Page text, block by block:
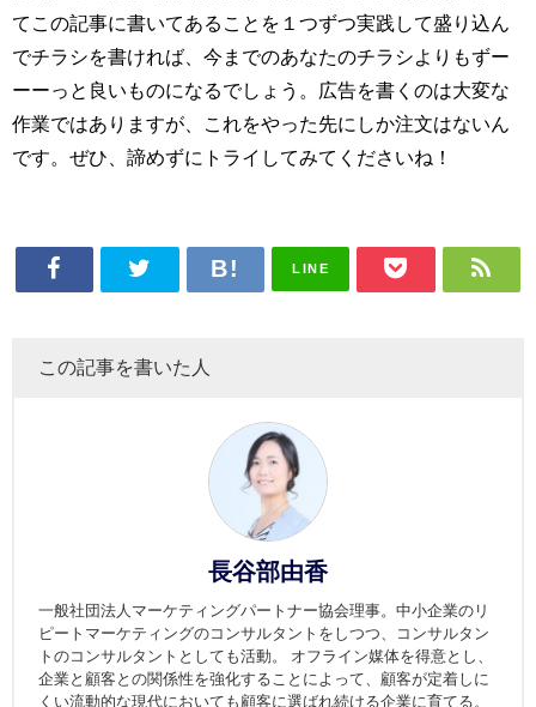
てこの記事に書いてあることを１つずつ実践して盛り込ん
でチラシを書ければ、今までのあなたのチラシよりもずー
ーーっと良いものになるでしょう。広告を書くのは大変な
作業ではありますが、これをやった先にしか注文はないん
です。ぜひ、諦めずにトライしてみてくださいね！
LINE
この記事を書いた人
長谷部由香
一般社団法人マーケティングパートナー協会理事。中小企業のリ
ピートマーケティングのコンサルタントをしつつ、コンサルタン
トのコンサルタントとしても活動。 オフライン媒体を得意とし、
企業と顧客との関係性を強化することによって、顧客が定着しに
くい流動的な現代においても顧客に選ばれ続ける企業に育てる。